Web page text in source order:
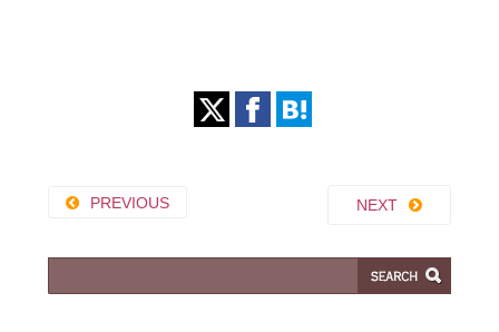
PREVIOUS NEXT